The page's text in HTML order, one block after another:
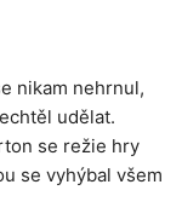
nikam nehrnul,
udělat.
se režie hry
se vyhýbal všem